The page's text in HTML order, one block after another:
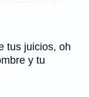
tus juicios, oh
y tu